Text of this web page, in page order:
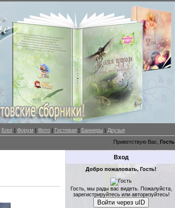
Блог| Форум | Фото| Гостевая | Баннеры | Друзья
Приветствую Вас, Гость
Вход
Добро пожаловать, Гость!
Гость, мы рады вас видеть. Пожалуйста,
зарегистрируйтесь или авторизуйтесь!
Войти через uID